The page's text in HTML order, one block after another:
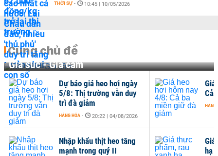
THỜI SỰ - 10:45 | 10/05/2026
Cùng chủ đề
Gia súc - Gia cầm
Giá
hạ
Dự báo giá heo hơi ngày
5/8: Thị trường vẫn duy
trì đà giảm
HÀNG HÓA - 20:22 | 04/08/2026
Nhập khẩu thịt heo tăng
mạnh trong quý II
Cả
HÀNG